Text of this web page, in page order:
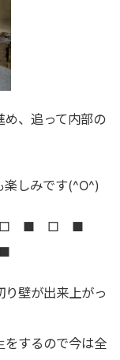
め、追って内部の
楽しみです(^O^)
■ □ ■
壁が出来上がっ
をするので今は全